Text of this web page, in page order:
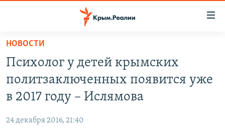
Вернуться
основному
содержанию
Вернутся
главной
навигации
СПЕЦПРОЕКТЫ
11 ЛЕТ ОККУПАЦИИ КРЫМА. 11 ИСТОРИЙ СОПРОТИВЛЕНИЯ
ВОДА
ЕЩЕ
НОВОСТИ
Психолог у детей крымских
политзаключенных появится уже
в 2017 году – Ислямова
24 декабря 2016, 21:40